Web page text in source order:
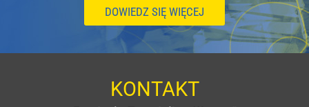
DOWIEDZ SIĘ WIĘCEJ
KONTAKT